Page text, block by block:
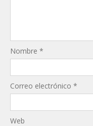
Nombre *
Correo electrónico *
Web